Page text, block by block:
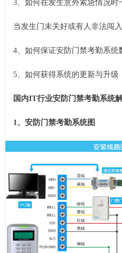
3、如何在发生意外紧急情况时
当发生门未关好或有人非法闯
4、如何保证安防门禁考勤系统
5、如何获得系统的更新与升级
国内IT行业安防门禁考勤系统
1、安防门禁考勤系统图